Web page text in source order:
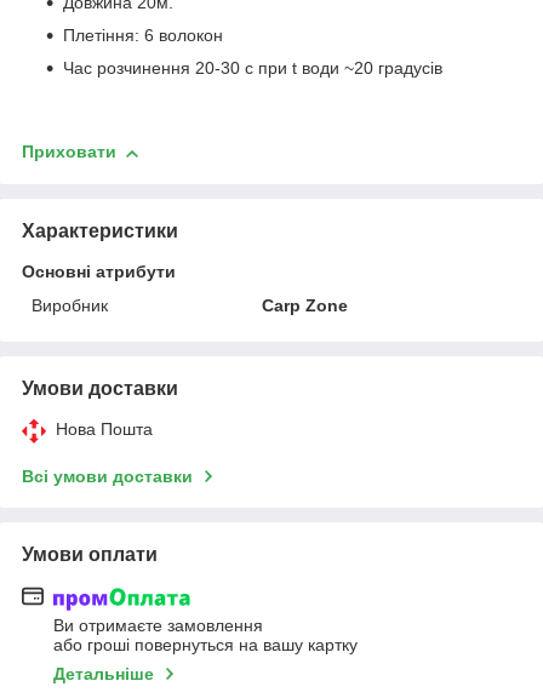
Плетіння: 6 волокон
Час розчинення 20-30 с при t води ~20 градусів
Приховати
Характеристики
Основні атрибути
Виробник
Carp Zone
Умови доставки
Нова Пошта
Всі умови доставки
Умови оплати
Ви отримаєте замовлення
або гроші повернуться на вашу картку
Детальніше